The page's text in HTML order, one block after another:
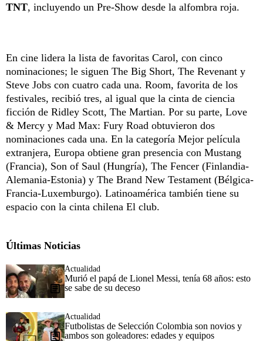
TNT, incluyendo un Pre-Show desde la alfombra roja.
En cine lidera la lista de favoritas Carol, con cinco
nominaciones; le siguen The Big Short, The Revenant y
Steve Jobs con cuatro cada una. Room, favorita de los
festivales, recibió tres, al igual que la cinta de ciencia
ficción de Ridley Scott, The Martian. Por su parte, Love
& Mercy y Mad Max: Fury Road obtuvieron dos
nominaciones cada una. En la categoría Mejor película
extranjera, Europa obtiene gran presencia con Mustang
(Francia), Son of Saul (Hungría), The Fencer (Finlandia-
Alemania-Estonia) y The Brand New Testament (Bélgica-
Francia-Luxemburgo). Latinoamérica también tiene su
espacio con la cinta chilena El club.
Últimas Noticias
Actualidad
Murió el papá de Lionel Messi, tenía 68 años: esto
se sabe de su deceso
Actualidad
Futbolistas de Selección Colombia son novios y
ambos son goleadores: edades y equipos